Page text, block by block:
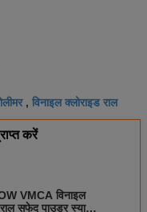
, विनाइल क्लोराइड राल
करें
VMCA विनाइल
सफेद पाउडर स्याही